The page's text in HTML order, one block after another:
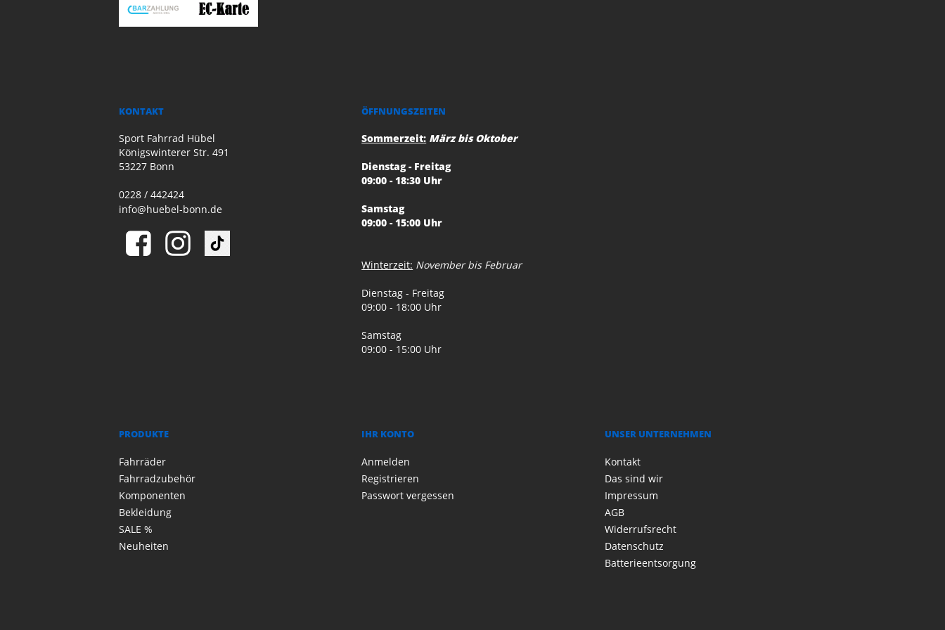
KONTAKT
Sport Fahrrad Hübel
Königswinterer Str. 491
53227 Bonn
0228 / 442424
info@huebel-bonn.de
ÖFFNUNGSZEITEN
Sommerzeit: März bis Oktober
Dienstag - Freitag
09:00 - 18:30 Uhr
Samstag
09:00 - 15:00 Uhr
Winterzeit: November bis Februar
Dienstag - Freitag
09:00 - 18:00 Uhr
Samstag
09:00 - 15:00 Uhr
PRODUKTE
Fahrräder
Fahrradzubehör
Komponenten
Bekleidung
SALE %
Neuheiten
IHR KONTO
Anmelden
Registrieren
Passwort vergessen
UNSER UNTERNEHMEN
Kontakt
Das sind wir
Impressum
AGB
Widerrufsrecht
Datenschutz
Batterieentsorgung